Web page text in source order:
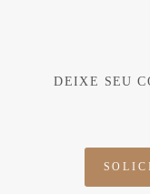
DEIXE SEU